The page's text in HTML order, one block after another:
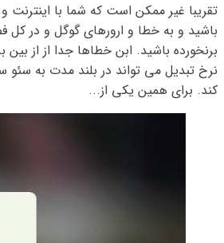
تقریبا غیر ممکن است که شما با اینترنت
باشید و به خطا و ارورهای گوگل و در
برنخورده باشید. ابن خطاها جدا از از
نرخ تبدیل می تواند در بلند مدت به سئو
کند. برای همین یکی از...